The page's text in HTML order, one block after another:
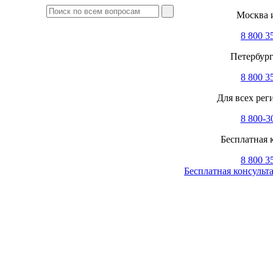
Москва
8 800
8 800
Для всех
8 800-
Бесплатная
8 800
Бесплатная